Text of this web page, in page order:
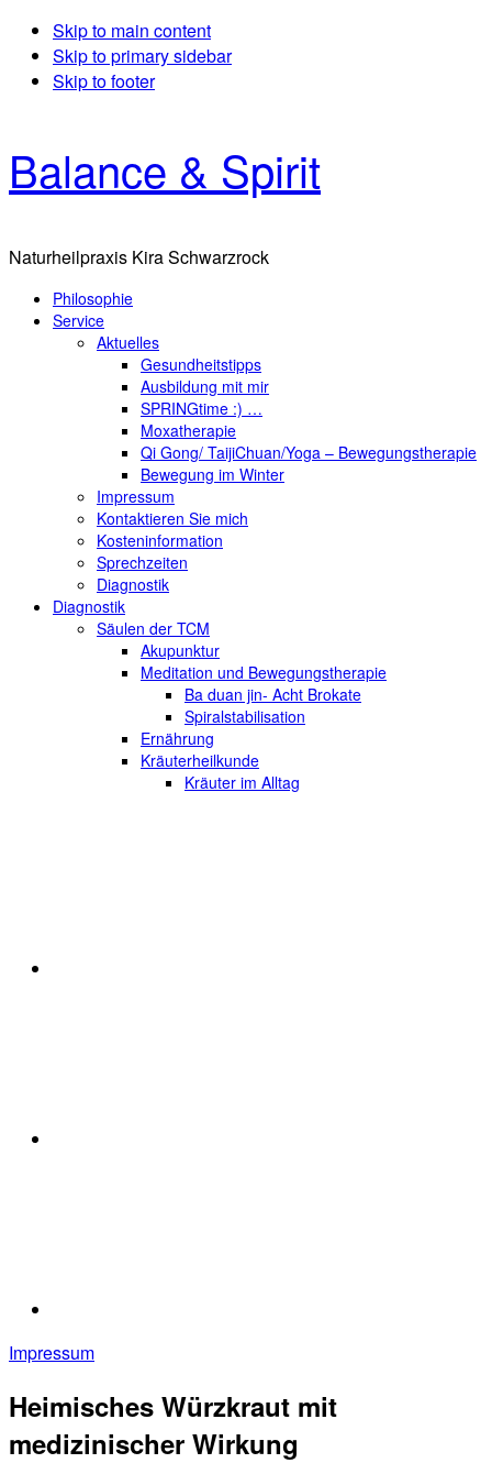
Skip to main content
Skip to primary sidebar
Skip to footer
Balance & Spirit
Naturheilpraxis Kira Schwarzrock
Philosophie
Service
Aktuelles
Gesundheitstipps
Ausbildung mit mir
SPRINGtime :) …
Moxatherapie
Qi Gong/ TaijiChuan/Yoga – Bewegungstherapie
Bewegung im Winter
Impressum
Kontaktieren Sie mich
Kosteninformation
Sprechzeiten
Diagnostik
Diagnostik
Säulen der TCM
Akupunktur
Meditation und Bewegungstherapie
Ba duan jin- Acht Brokate
Spiralstabilisation
Ernährung
Kräuterheilkunde
Kräuter im Alltag
Impressum
Heimisches Würzkraut mit
medizinischer Wirkung